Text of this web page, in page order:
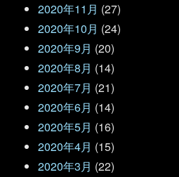
2020年11月 (27)
2020年10月 (24)
2020年9月 (20)
2020年8月 (14)
2020年7月 (21)
2020年6月 (14)
2020年5月 (16)
2020年4月 (15)
2020年3月 (22)